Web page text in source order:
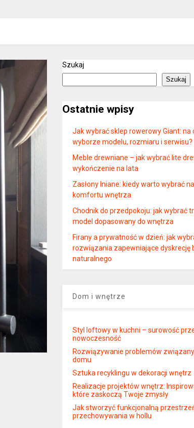
Szukaj
Szukaj
Ostatnie wpisy
Jak wybrać sklep rowerowy Giant:
wyborze modelu, rozmiaru i serwisu?
Meble drewniane – jak wybrać lite
wykończenie na lata
Zasłony lniane: kiedy warto wybrać
komfortu wnętrza
Chodnik do przedpokoju: jak wybrać
model dopasowany do wnętrza
Firany a prywatność w dzień: jak
rozwiązania zapewniające dyskrecję
naturalnego
Dom i wnętrze
Styl loftowy w kuchni – surowość
nowoczesność
Rozwiązywanie problemów
domu
Sztuka recyklingu w dekoracji wnętrz
Realizacje projektów wnętrz:
które zaskoczą Twoje zmysły
Jak stworzyć funkcjonalną
przechowywania w hollu